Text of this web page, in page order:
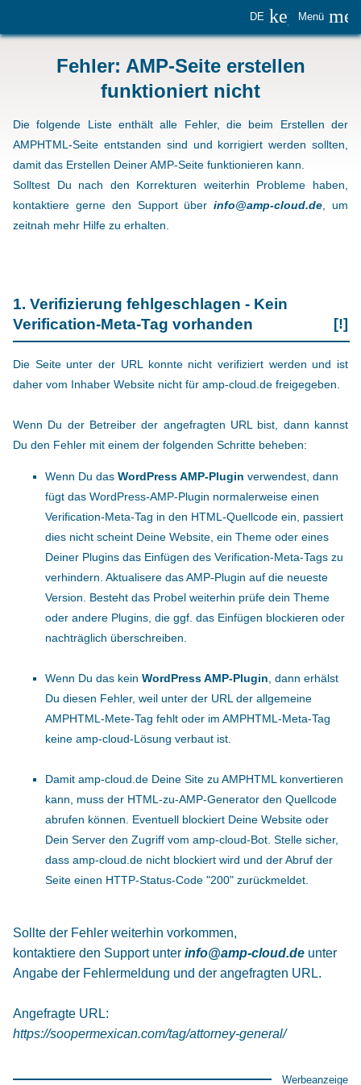
DE Menü
Fehler: AMP-Seite erstellen
funktioniert nicht
Die folgende Liste enthält alle Fehler, die beim Erstellen der
AMPHTML-Seite entstanden sind und korrigiert werden sollten,
damit das Erstellen Deiner AMP-Seite funktionieren kann.
Solltest Du nach den Korrekturen weiterhin Probleme haben,
kontaktiere gerne den Support überinfo@amp-cloud.de, um
zeitnah mehr Hilfe zu erhalten.
1. Verifizierung fehlgeschlagen - Kein
Verification-Meta-Tag vorhanden
[!]
Die Seite unter der URL konnte nicht verifiziert werden und ist
daher vom Inhaber Website nicht für amp-cloud.de freigegeben.
Wenn Du der Betreiber der angefragten URL bist, dann kannst
Du den Fehler mit einem der folgenden Schritte beheben:
Wenn Du das WordPress AMP-Plugin verwendest, dann
fügt das WordPress-AMP-Plugin normalerweise einen
Verification-Meta-Tag in den HTML-Quellcode ein, passiert
dies nicht scheint Deine Website, ein Theme oder eines
Deiner Plugins das Einfügen des Verification-Meta-Tags zu
verhindern. Aktualisere das AMP-Plugin auf die neueste
Version. Besteht das Probel weiterhin prüfe dein Theme
oder andere Plugins, die ggf. das Einfügen blockieren oder
nachträglich überschreiben.
Wenn Du das kein WordPress AMP-Plugin , dann erhälst
Du diesen Fehler, weil unter der URL der allgemeine
AMPHTML-Mete-Tag fehlt oder im AMPHTML-Meta-Tag
keine amp-cloud-Lösung verbaut ist.
Damit amp-cloud.de Deine Site zu AMPHTML konvertieren
kann, muss der HTML-zu-AMP-Generator den Quellcode
abrufen können. Eventuell blockiert Deine Website oder
Dein Server den Zugriff vom amp-cloud-Bot. Stelle sicher,
dass amp-cloud.de nicht blockiert wird und der Abruf der
Seite einen HTTP-Status-Code "200" zurückmeldet.
Sollte der Fehler weiterhin vorkommen,
kontaktiere den Support unter info@amp-cloud.de unter
Angabe der Fehlermeldung und der angefragten URL.
Angefragte URL:
https://soopermexican.com/tag/attorney-general/
Werbeanzeige